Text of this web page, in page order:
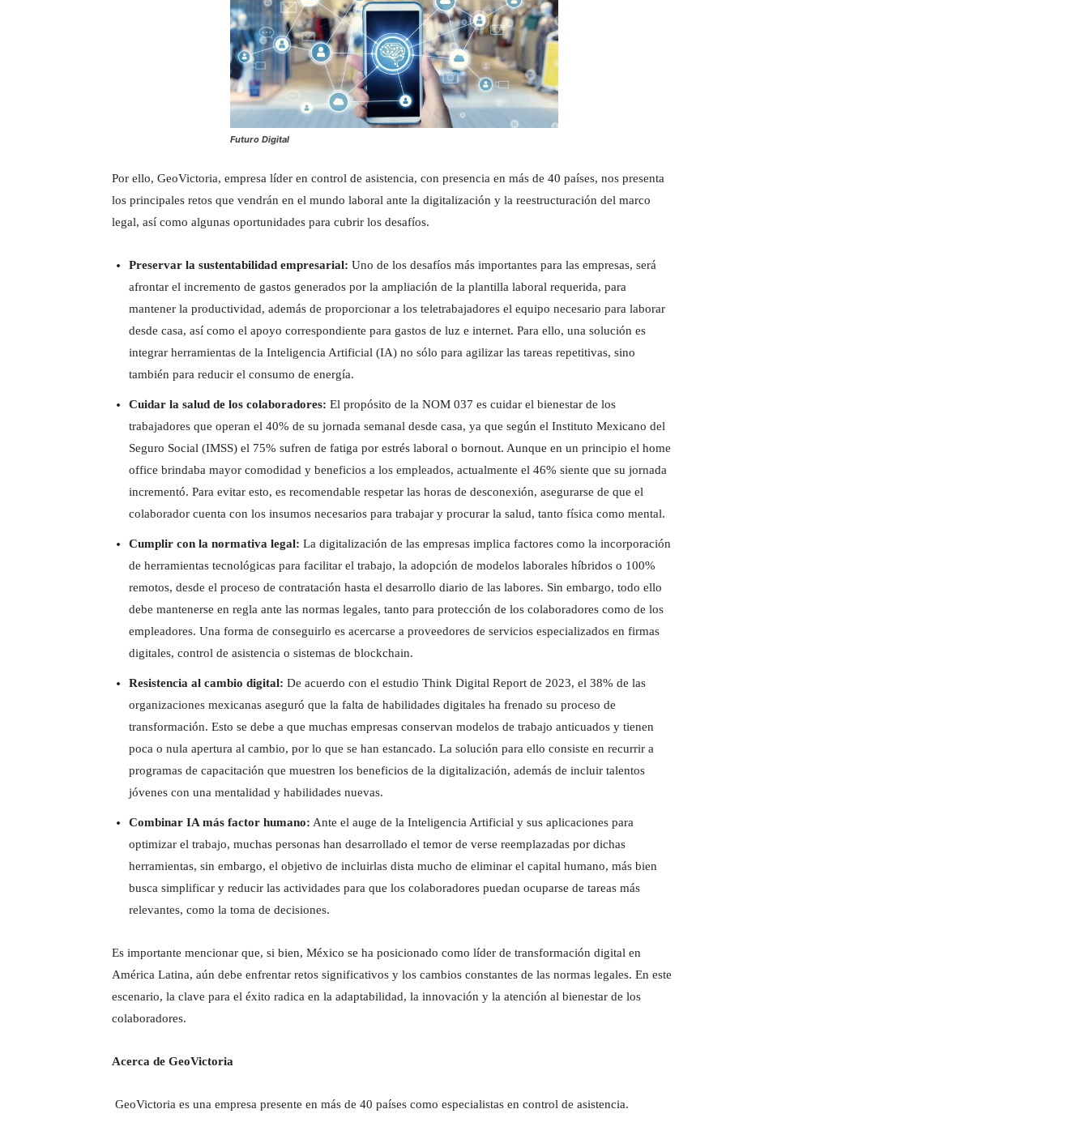
Futuro Digital
Por ello, GeoVictoria, empresa líder en control de asistencia, con presencia en más de 40 países, nos presenta
los principales retos que vendrán en el mundo laboral ante la digitalización y la reestructuración del marco
legal, así como algunas oportunidades para cubrir los desafíos.
Preservar la sustentabilidad empresarial: Uno de los desafíos más importantes para las empresas, será
afrontar el incremento de gastos generados por la ampliación de la plantilla laboral requerida, para
mantener la productividad, además de proporcionar a los teletrabajadores el equipo necesario para laborar
desde casa, así como el apoyo correspondiente para gastos de luz e internet. Para ello, una solución es
integrar herramientas de la Inteligencia Artificial (IA) no sólo para agilizar las tareas repetitivas, sino
también para reducir el consumo de energía.
Cuidar la salud de los colaboradores: El propósito de la NOM 037 es cuidar el bienestar de los
trabajadores que operan el 40% de su jornada semanal desde casa, ya que según el Instituto Mexicano del
Seguro Social (IMSS) el 75% sufren de fatiga por estrés laboral o bornout. Aunque en un principio el home
office brindaba mayor comodidad y beneficios a los empleados, actualmente el 46% siente que su jornada
incrementó. Para evitar esto, es recomendable respetar las horas de desconexión, asegurarse de que el
colaborador cuenta con los insumos necesarios para trabajar y procurar la salud, tanto física como mental.
Cumplir con la normativa legal: La digitalización de las empresas implica factores como la incorporación
de herramientas tecnológicas para facilitar el trabajo, la adopción de modelos laborales híbridos o 100%
remotos, desde el proceso de contratación hasta el desarrollo diario de las labores. Sin embargo, todo ello
debe mantenerse en regla ante las normas legales, tanto para protección de los colaboradores como de los
empleadores. Una forma de conseguirlo es acercarse a proveedores de servicios especializados en firmas
digitales, control de asistencia o sistemas de blockchain.
Resistencia al cambio digital: De acuerdo con el estudio Think Digital Report de 2023, el 38% de las
organizaciones mexicanas aseguró que la falta de habilidades digitales ha frenado su proceso de
transformación. Esto se debe a que muchas empresas conservan modelos de trabajo anticuados y tienen
poca o nula apertura al cambio, por lo que se han estancado. La solución para ello consiste en recurrir a
programas de capacitación que muestren los beneficios de la digitalización, además de incluir talentos
jóvenes con una mentalidad y habilidades nuevas.
Combinar IA más factor humano: Ante el auge de la Inteligencia Artificial y sus aplicaciones para
optimizar el trabajo, muchas personas han desarrollado el temor de verse reemplazadas por dichas
herramientas, sin embargo, el objetivo de incluirlas dista mucho de eliminar el capital humano, más bien
busca simplificar y reducir las actividades para que los colaboradores puedan ocuparse de tareas más
relevantes, como la toma de decisiones.
Es importante mencionar que, si bien, México se ha posicionado como líder de transformación digital en
América Latina, aún debe enfrentar retos significativos y los cambios constantes de las normas legales. En este
escenario, la clave para el éxito radica en la adaptabilidad, la innovación y la atención al bienestar de los
colaboradores.
Acerca de GeoVictoria
GeoVictoria es una empresa presente en más de 40 países como especialistas en control de asistencia.